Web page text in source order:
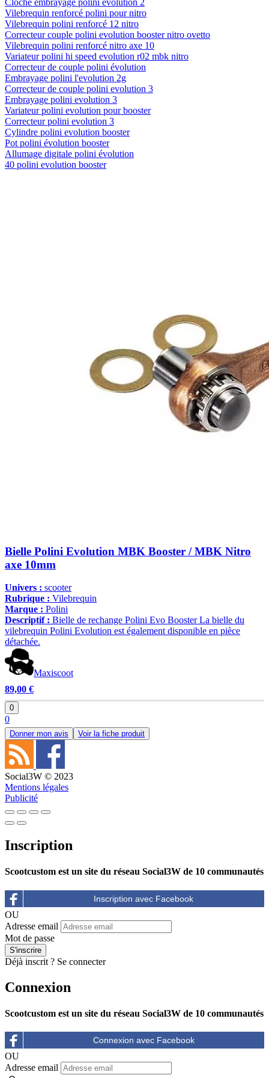
Vilebrequin renforcé polini pour nitro
Vilebrequin polini renforcé 12 nitro
Correcteur couple polini evolution booster nitro ovetto
Vilebrequin polini renforcé nitro axe 10
Variateur polini hi speed evolution r02 mbk nitro
Correcteur de couple polini évolution
Embrayage polini l'evolution 2g
Correcteur de couple polini evolution 3
Embrayage polini evolution 3
Variateur polini evolution pour booster
Correcteur polini evolution 3
Cylindre polini evolution booster
Pot polini évolution booster
Allumage digitale polini évolution
40 polini evolution booster
Bielle Polini Evolution MBK Booster / MBK Nitro
axe 10mm
Univers : scooter
Rubrique : Vilebrequin
Marque : Polini
Descriptif : Bielle de rechange Polini Evo Booster La bielle du
vilebrequin Polini Evolution est également disponible en pièce
détachée.
Maxiscoot
89,00 €
0
0
Donner mon avis Voir la fiche produit
Social3W © 2023
Mentions légales
Publicité
Inscription
Scootcustom est un site du réseau Social3W de 10 communautés
OU
Adresse email
Mot de passe
Déjà inscrit ? Se connecter
Connexion
Scootcustom est un site du réseau Social3W de 10 communautés
OU
Adresse email